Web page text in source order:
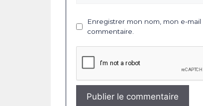
Enregistrer mon nom, mon e-
commentaire.